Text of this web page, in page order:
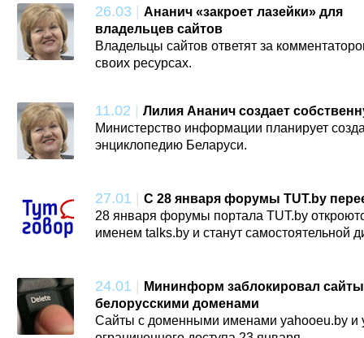
26.03
Ананич «закроет лазейки» для
владельцев сайтов
Владельцы сайтов ответят за
своих ресурсах.
11.02
Лилия Ананич создает
Министерство информации планирует
энциклопедию Беларуси.
27.01
С 28 января форумы TUT.by
28 января форумы портала TUT.by
именем talks.by и станут самостоятельной
24.01
Мининформ заблокировал
белорусскими доменами
Сайты с доменными именами yahooeu.by и